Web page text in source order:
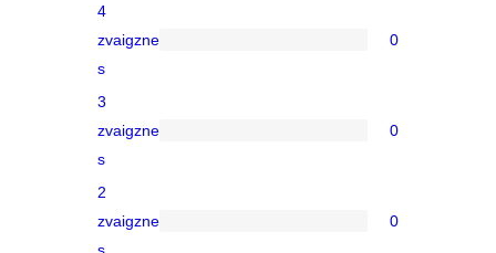
star
reviews
star
reviews
4
zvaigzne
s
0
star
reviews
3
zvaigzne
s
0
2
zvaigzne
s
0